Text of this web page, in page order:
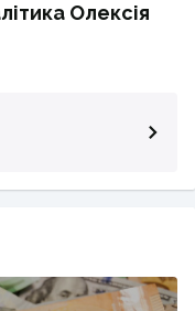
Олексія